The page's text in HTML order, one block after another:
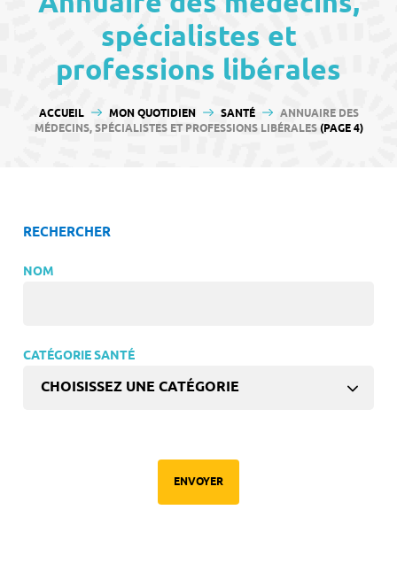
spécialistes et
professions libérales
VOUS ÊTES ICI :
ACCUEIL MON QUOTIDIEN SANTÉ
ANNUAIRE DES
MÉDECINS, SPÉCIALISTES ET PROFESSIONS LIBÉRALES(PAGE 4)
RECHERCHER
NOM
CATÉGORIE SANTÉ
CHOISISSEZ UNE CATÉGORIE